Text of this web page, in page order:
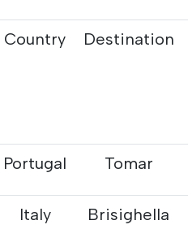
Destination
Country
Tomar
Portugal
Brisighella
Italy